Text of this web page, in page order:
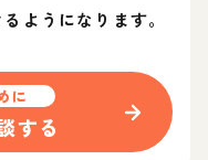
ようになります。
に
する